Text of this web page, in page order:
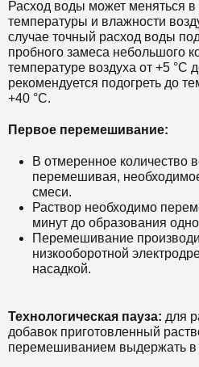
Расход воды может меняться в
температуры и влажности
случае точный расход воды
пробного замеса небольшого
температуре воздуха от +5 °С
рекомендуется подогреть до
+40 °С.
Первое перемешивание:
В отмеренное количество
перемешивая,
смеси.
Раствор необходимо
минут до образования
Перемешивание
низкооборотной
насадкой.
Технологическая пауза: для
добавок приготовленный
перемешиванием выдержать в